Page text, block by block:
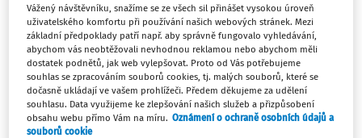
možnostmi jednotlivých dětí.
Tyto nároky na „vzdělávání“ dětí však doplňují původní,
spíše sociálně výchovný ráz práce v mateřské škole.
Učitelé mateřských škol totiž musí i nadále podporovat u
dětí zejména rozvoj sebeobslužných činností, které se
týkají převlékání (na pobyt venku, na odpolední
Vážený návštěvníku, snažíme se ze všech sil přinášet vysokou úroveň
uživatelského komfortu při používání našich webových stránek. Mezi
základní předpoklady patří např. aby správně fungovalo vyhledávání,
abychom vás neobtěžovali nevhodnou reklamou nebo abychom měli
dostatek podnětů, jak web vylepšovat. Proto od Vás potřebujeme
souhlas se zpracováním souborů cookies, tj. malých souborů, které se
dočasně ukládají ve vašem prohlížeči. Předem děkujeme za udělení
souhlasu. Data využijeme ke zlepšování našich služeb a přizpůsobení
obsahu webu přímo Vám na míru. Oznámení o ochraně osobních údajů a
souborů cookie